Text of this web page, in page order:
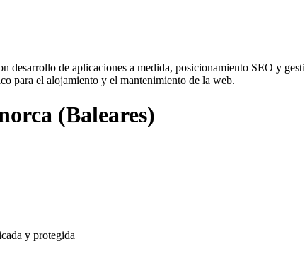
desarrollo de aplicaciones a medida, posicionamiento SEO y
para el alojamiento y el mantenimiento de la web.
(Baleares)